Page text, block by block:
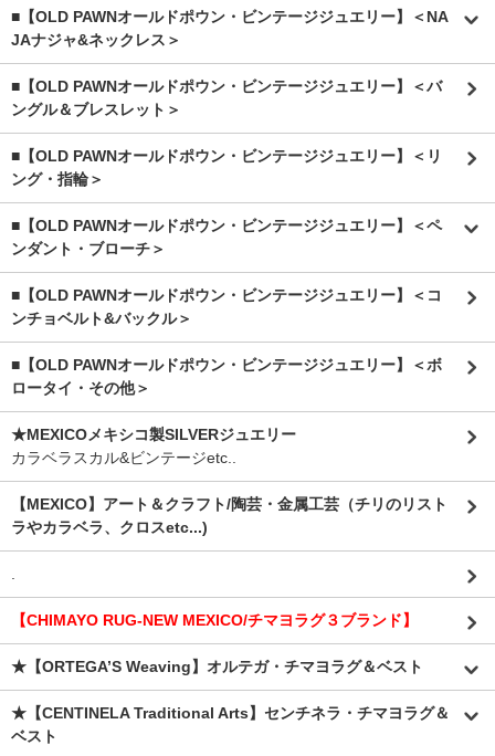
■【OLD PAWNオールドポウン・ビンテージジュエリー】＜NA
JAナジャ&ネックレス＞
■【OLD PAWNオールドポウン・ビンテージジュエリー】＜バ
ングル＆ブレスレット＞
■【OLD PAWNオールドポウン・ビンテージジュエリー】＜リ
ング・指輪＞
■【OLD PAWNオールドポウン・ビンテージジュエリー】＜ペ
ンダント・ブローチ＞
■【OLD PAWNオールドポウン・ビンテージジュエリー】＜コ
ンチョベルト&バックル＞
■【OLD PAWNオールドポウン・ビンテージジュエリー】＜ボ
ロータイ・その他＞
★MEXICOメキシコ製SILVERジュエリー
カラベラスカル&ビンテージetc..
【MEXICO】アート＆クラフト/陶芸・金属工芸（チリのリスト
ラやカラベラ、クロスetc...)
.
【CHIMAYO RUG-NEW MEXICO/チマヨラグ３ブランド】
★【ORTEGA’S Weaving】オルテガ・チマヨラグ＆ベスト
★【CENTINELA Traditional Arts】センチネラ・チマヨラグ＆
ベスト